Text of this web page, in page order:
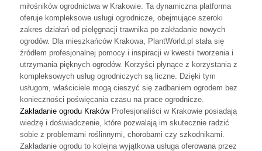
miłośników ogrodnictwa w Krakowie. Ta dynamiczna platforma
oferuje kompleksowe usługi ogrodnicze, obejmujące szeroki
zakres działań od pielęgnacji trawnika po zakładanie nowych
ogrodów. Dla mieszkańców Krakowa, PlantWorld.pl stała się
źródłem profesjonalnej pomocy i inspiracji w kwestii tworzenia i
utrzymania pięknych ogrodów. Korzyści płynące z korzystania z
kompleksowych usług ogrodniczych są liczne. Dzięki tym
usługom, właściciele mogą cieszyć się zadbaniem ogrodem bez
konieczności poświęcania czasu na prace ogrodnicze.
Zakładanie ogrodu KrakówProfesjonaliści w Krakowie posiadają
wiedzę i doświadczenie, które pozwalają im skutecznie radzić
sobie z problemami roślinnymi, chorobami czy szkodnikami.
Zakładanie ogrodu to kolejna wyjątkowa usługa oferowana przez